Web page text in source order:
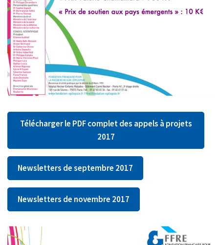
Télécharger le PDF complet des appels à projets
2017
Newsletters de septembre 2017
Newsletters de novembre 2017